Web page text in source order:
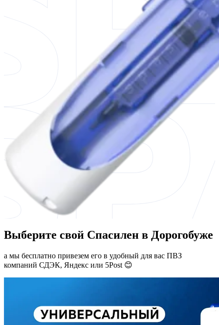
Выберите свой Спасилен в Дорогобуже
а мы бесплатно привезем его в удобный для вас ПВЗ
компаний СДЭК, Яндекс или 5Post 😊